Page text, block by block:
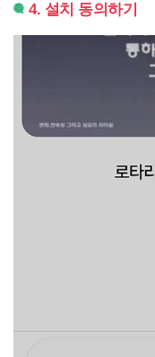
4. 설치 동의하기